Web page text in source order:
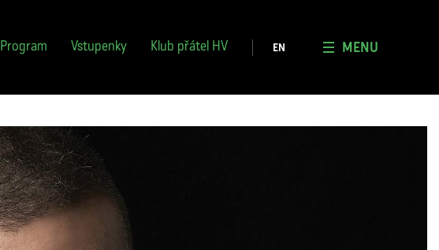
Program Vstupenky Klub přátel HV
Médiální ohlasy
Partneři
EN MENU